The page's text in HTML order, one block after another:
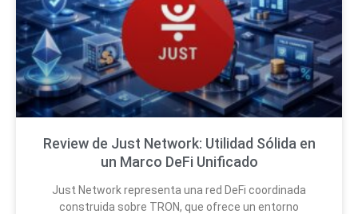
Review de Just Network: Utilidad Sólida en
un Marco DeFi Unificado
Just Network representa una red DeFi coordinada
construida sobre TRON, que ofrece un entorno